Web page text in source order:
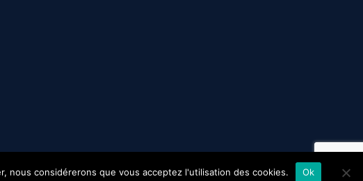
nous considérerons que vous acceptez l'utilisation des cookies. Ok